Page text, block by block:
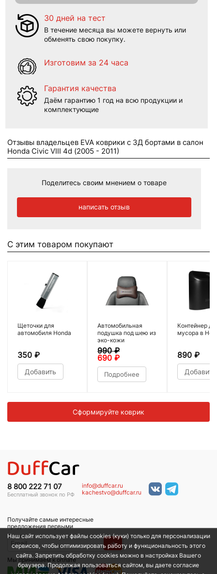
30 дней на тест
В течение месяца вы можете вернуть или
обменять свою покупку.
Изготовим за 24 часа
Гарантия качества
Даём гарантию 1 год на всю продукции и
комплектующие
Отзывы владельцев EVA коврики c 3Д бортами в салон
Honda Civic VIII 4d (2005 - 2011)
Поделитесь своим мнением о товаре
написать отзыв
С этим товаром покупают
Щеточки для
автомобиля Honda
350 ₽
Добавить
Автомобильная
подушка под шею из
эко-кожи
990₽
690 ₽
Подробнее
Контейнер
мусора в
890 ₽
Добавить
Сформируйте коврик
8 800 222 71 07
Бесплатный звонок по РФ
info@duffcar.ru
kachestvo@duffcar.ru
Получайте самые интересные
предложения первыми
→
Мы принимаем к оплате
Наш сайт использует файлы cookies (куки) только для персонализации
сервисов, чтобы оптимизировать работу и функциональность этого
сайта. Запретить обработку cookies можно в настройках Вашего
браузера. Продолжая пользоваться сайтом, вы даете согласие